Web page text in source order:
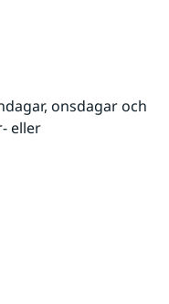
onsdagar och
eller